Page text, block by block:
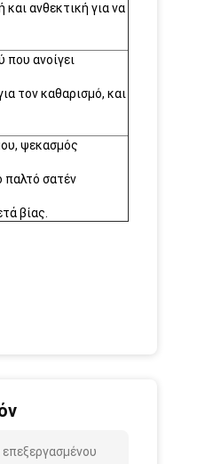
και ανθεκτική για να
που ανοίγει
τον καθαρισμό, και
ψεκασμός
σατέν
βίας.